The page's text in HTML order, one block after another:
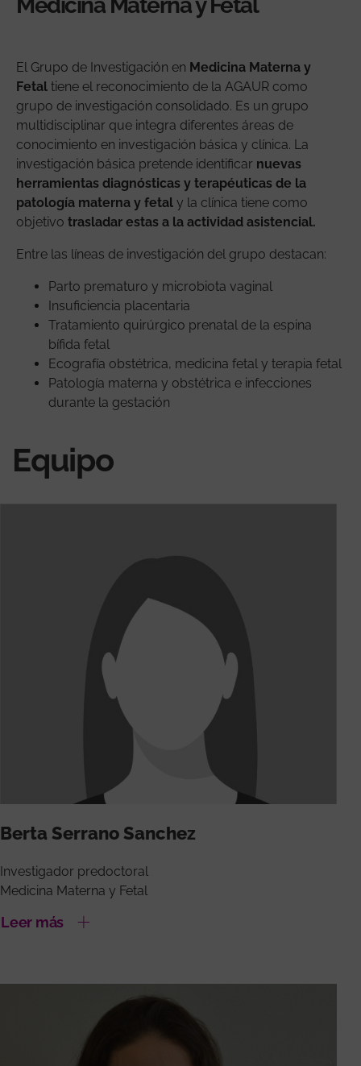
El Grupo de Investigación en Medicina Materna y
Fetal tiene el reconocimiento de la AGAUR como
grupo de investigación consolidado. Es un grupo
multidisciplinar que integra diferentes áreas de
conocimiento en investigación básica y clínica. La
investigación básica pretende identificar nuevas
herramientas diagnósticas y terapéuticas de la
patología materna y fetal y la clínica tiene como
objetivo trasladar estas a la actividad asistencial.
Entre las líneas de investigación del grupo destacan:
Parto prematuro y microbiota vaginal
Insuficiencia placentaria
Tratamiento quirúrgico prenatal de la espina
bífida fetal
Ecografía obstétrica, medicina fetal y terapia fetal
Patología materna y obstétrica e infecciones
durante la gestación
Equipo
Berta Serrano Sanchez
Investigador predoctoral
Medicina Materna y Fetal
Leer más